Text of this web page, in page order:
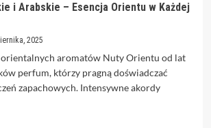
i Arabskie – Esencja Orientu w Każdej
2025
aromatów Nuty Orientu od lat
perfum, którzy pragną doświadczać
zapachowych. Intensywne akordy